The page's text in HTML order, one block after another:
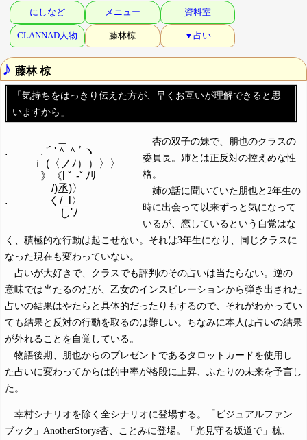
にしなど メニュー 資料室
CLANNAD人物 藤林椋 ▼占い
♪ 藤林 椋
「気持ちをはっきり伝えた方が、早くお互いが理解できると思
いますから」
.　　　, '´ '＾＾ﾞヽ
ｉ (〈ノﾉ））〉〉
》《l ﾟ -ﾟﾉﾘ
/)丞)〉
.　 　 　 く/_l〉
杏の双子の妹で、朋也のクラスの
委員長。姉とは正反対の控えめな性
格。
姉の話に聞いていた朋也と2年生の
時に出会って以来ずっと気になって
いるが、恋しているという自覚はな
く、積極的な行動は起こせない。それは3年生になり、同じクラスに
なった現在も変わっていない。
占いが大好きで、クラスでも評判のその占いは当たらない。逆の
意味では当たるのだが、乙女のインスピレーションから弾き出された
占いの結果はやたらと具体的だったりもするので、それがわかってい
ても結果と反対の行動を取るのは難しい。ちなみに本人は占いの結果
が外れることを自覚している。
物語後期、朋也からのプレゼントであるタロットカードを使用し
た占いに変わってからは的中率が格段に上昇、ふたりの未来を予言し
た。
幸村シナリオを除く全シナリオに登場する。「ビジュアルファン
ブック」AnotherStorys杏、ことみに登場。「光見守る坂道で」椋、